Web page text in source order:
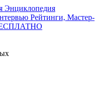
Энциклопедия
Рейтинги, Мастер-